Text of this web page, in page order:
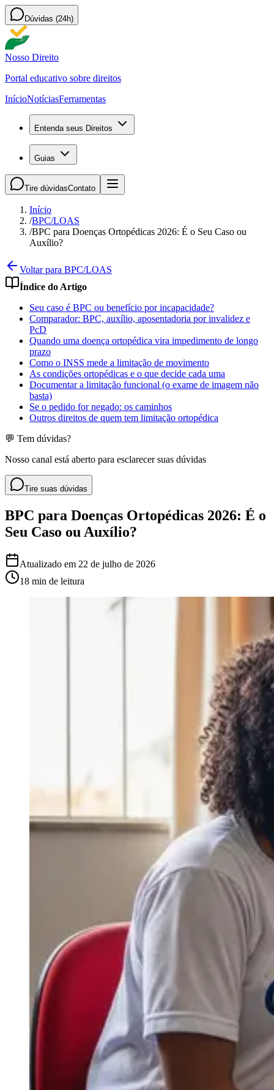
Dúvidas (24h)
Nosso Direito
Portal educativo sobre direitos
InícioNotíciasFerramentas
Entenda seus Direitos
Guias
Tire dúvidasContato
Início
/BPC/LOAS
/BPC para Doenças Ortopédicas 2026: É o Seu Caso ou
Auxílio?
Voltar para BPC/LOAS
Índice do Artigo
Seu caso é BPC ou benefício por incapacidade?
Comparador: BPC, auxílio, aposentadoria por invalidez e
PcD
Quando uma doença ortopédica vira impedimento de longo
prazo
Como o INSS mede a limitação de movimento
As condições ortopédicas e o que decide cada uma
Documentar a limitação funcional (o exame de imagem não
basta)
Se o pedido for negado: os caminhos
Outros direitos de quem tem limitação ortopédica
💬 Tem dúvidas?
Nosso canal está aberto para esclarecer suas dúvidas
Tire suas dúvidas
BPC para Doenças Ortopédicas 2026: É o
Seu Caso ou Auxílio?
Atualizado em 22 de julho de 2026
18 min de leitura